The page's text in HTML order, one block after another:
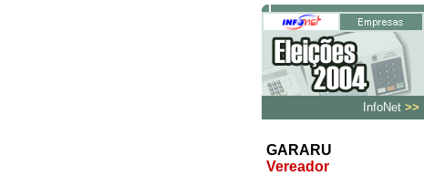
InfoNet >>
GARARU
Vereador